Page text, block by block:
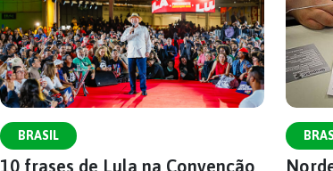
BRASIL
10 frases de Lula na Convenção